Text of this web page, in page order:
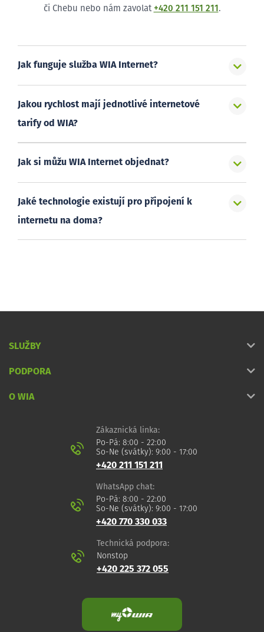
či Chebu nebo nám zavolat +420 211 151 211 .
Jak funguje služba WIA Internet?
Jakou rychlost mají jednotlivé internetové
tarify od WIA?
Jak si můžu WIA Internet objednat?
Jaké technologie existují pro připojení k
internetu na doma?
SLUŽBY
PODPORA
O WIA
Zákaznická linka:
Po-Pá: 8:00 - 22:00
So-Ne (svátky): 9:00 - 17:00
+420 211 151 211
WhatsApp chat:
Po-Pá: 8:00 - 22:00
So-Ne (svátky): 9:00 - 17:00
+420 770 330 033
Technická podpora:
Nonstop
+420 225 372 055